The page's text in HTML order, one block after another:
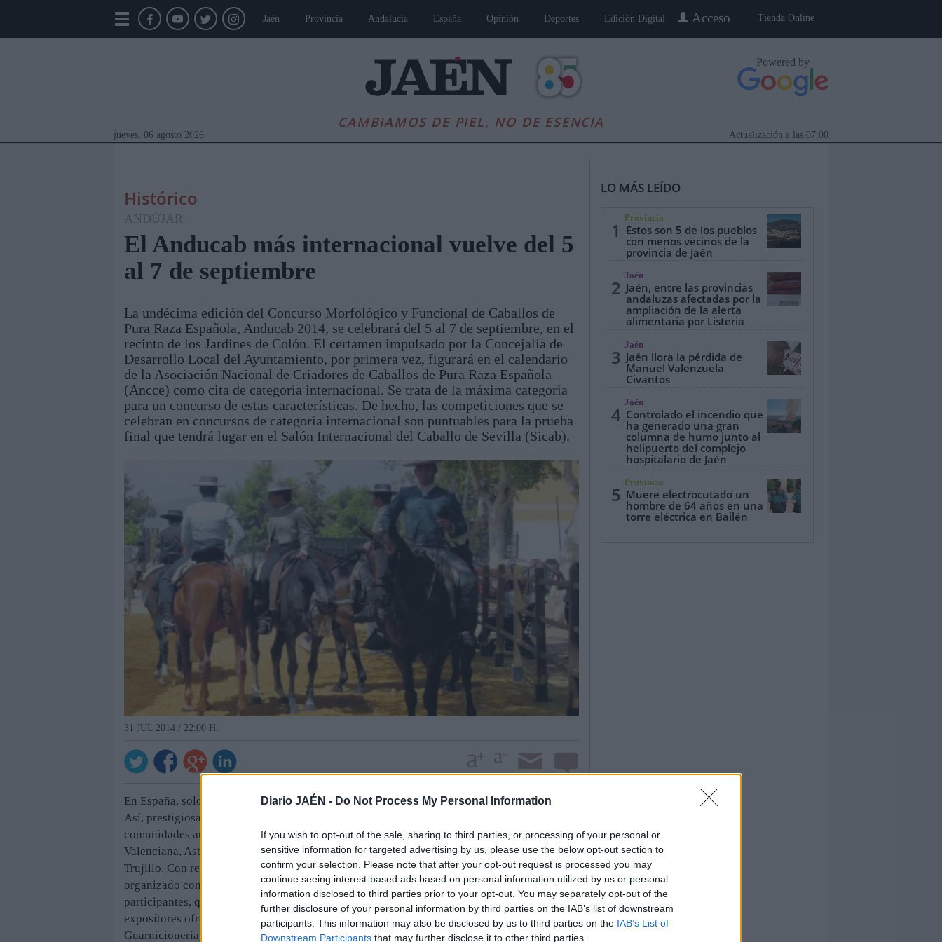
Diario JAÉN - Do Not Process My Personal Information
If you wish to opt-out of the sale, sharing to third parties, or processing of your personal or
sensitive information for targeted advertising by us, please use the below opt-out section to
confirm your selection. Please note that after your opt-out request is processed you may
continue seeing interest-based ads based on personal information utilized by us or personal
information disclosed to third parties prior to your opt-out. You may separately opt-out of the
further disclosure of your personal information by third parties on the IAB’s list of downstream
participants. This information may also be disclosed by us to third parties on the IAB’s List of
Downstream Participants that may further disclose it to other third parties.
Tienda Online
Acceso
Jaén Provincia Andalucía España Opinión Deportes Edición Digital
CAMBIAMOS DE PIEL, NO DE ESENCIA
Powered by
jueves, 06 agosto 2026 07:00
Actualización a las
Módulos Portada Jaén Provincia Linares Jaén, Pueblo a Pueblo Especiales
Histórico
ANDÚJAR
El Anducab más internacional vuelve del 5
al 7 de septiembre
La undécima edición del Concurso Morfológico y Funcional de Caballos de
Pura Raza Española, Anducab 2014, se celebrará del 5 al 7 de septiembre, en el
recinto de los Jardines de Colón. El certamen impulsado por la Concejalía de
Desarrollo Local del Ayuntamiento, por primera vez, figurará en el calendario
de la Asociación Nacional de Criadores de Caballos de Pura Raza Española
(Ancce) como cita de categoría internacional. Se trata de la máxima categoría
para un concurso de estas características. De hecho, las competiciones que se
celebran en concursos de categoría internacional son puntuables para la prueba
final que tendrá lugar en el Salón Internacional del Caballo de Sevilla (Sicab).
31 JUL 2014 / 22:00 H.
En España, solo 17 concursos morfológicos tienen la categoría internacional.
Así, prestigiosas ganaderías asisten cada año a esta cita desde Andalucía y diferentes
comunidades autónomas, como Castilla La Mancha, Comunidad de Madrid, Comunidad
Valenciana, Asturias e incluso desde el extranjero, como la yeguada estadounidense
Trujillo. Con respecto al número de expositores, este año el concurso —que será
organizado conjuntamente con la Feria del Ganado—tendrá de 10 a 15 empresas
participantes, que se darán a conocer en las instalaciones de los Jardines de Colón. Los
expositores ofrecerán al visitante productos relacionados con el mundo del caballo.
Guarnicionería, remolques para el transporte de caballos, enganches y todo tipo de
LO MÁS LEÍDO
1
Provincia
Estos son 5 de los pueblos
con menos vecinos de la
provincia de Jaén
2
Jaén
Jaén, entre las provincias
andaluzas afectadas por la
ampliación de la alerta
alimentaria por Listeria
3
Jaén
Jaén llora la pérdida de
Manuel Valenzuela
Civantos
4
Jaén
Controlado el incendio que
ha generado una gran
columna de humo junto al
helipuerto del complejo
hospitalario de Jaén
5
Provincia
Muere electrocutado un
hombre de 64 años en una
torre eléctrica en Bailén